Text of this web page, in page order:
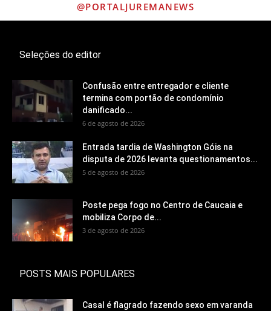
@PORTALJUREMANEWS
Seleções do editor
Confusão entre entregador e cliente
termina com portão de condomínio
danificado...
6 de agosto de 2026
Entrada tardia de Washington Góis na
disputa de 2026 levanta questionamentos...
5 de agosto de 2026
Poste pega fogo no Centro de Caucaia e
mobiliza Corpo de...
3 de agosto de 2026
POSTS MAIS POPULARES
Casal é flagrado fazendo sexo em varanda